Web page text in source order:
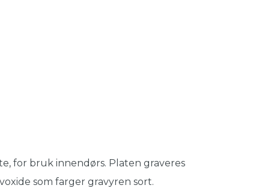
for bruk innendørs. Platen graveres
som farger gravyren sort.